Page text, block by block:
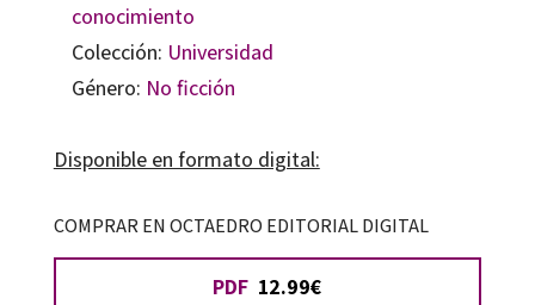
conocimiento
Colección: Universidad
Género: No ficción
Disponible en formato digital:
COMPRAR EN OCTAEDRO EDITORIAL DIGITAL
PDF 12.99€